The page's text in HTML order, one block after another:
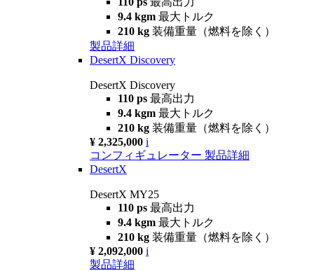
9.4 kgm 最大トルク
210 kg 装備重量（燃料を除く）
製品詳細
DesertX Discovery
DesertX Discovery
110 ps 最高出力
9.4 kgm 最大トルク
210 kg 装備重量（燃料を除く）
¥ 2,325,000 i
コンフィギュレーター 製品詳細
DesertX
DesertX MY25
110 ps 最高出力
9.4 kgm 最大トルク
210 kg 装備重量（燃料を除く）
¥ 2,092,000 i
製品詳細